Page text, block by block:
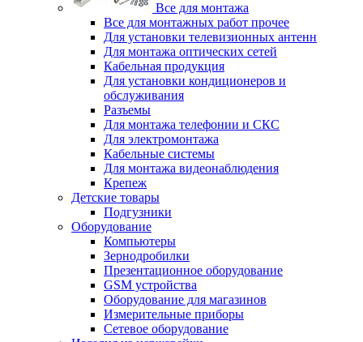
Все для монтажа
Все для монтажных работ прочее
Для установки телевизионных антенн
Для монтажа оптических сетей
Кабельная продукция
Для установки кондиционеров и
обслуживания
Разъемы
Для монтажа телефонии и СКС
Для электромонтажа
Кабельные системы
Для монтажа видеонаблюдения
Крепеж
Детские товары
Подгузники
Оборудование
Компьютеры
Зернодробилки
Презентационное оборудование
GSM устройства
Оборудование для магазинов
Измерительные приборы
Сетевое оборудование